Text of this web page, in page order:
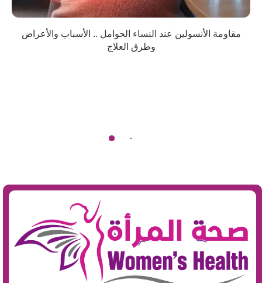
مقاومة الأنسولين عند النساء الحوامل .. الأسباب والأعراض
وطرق العلاج